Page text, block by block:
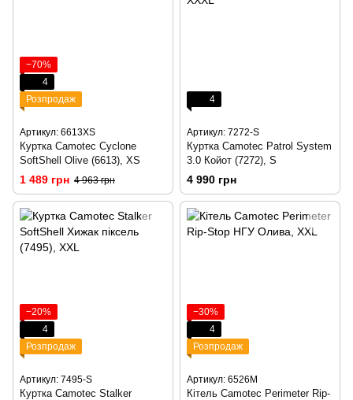
−70%
4
Розпродаж
Артикул: 6613XS
Куртка Camotec Cyclone
SoftShell Olive (6613), XS
1 489 грн 4 963 грн
4
Артикул: 7272-S
Куртка Camotec Patrol System
3.0 Койот (7272), S
4 990 грн
−20%
4
Розпродаж
Артикул: 7495-S
Куртка Camotec Stalker
−30%
4
Розпродаж
Артикул: 6526M
Кітель Сamotec Perimeter Rip-